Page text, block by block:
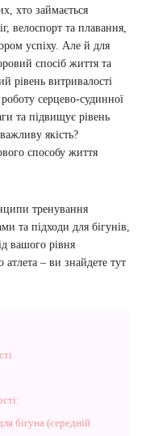
хто займається
велоспорт та плавання,
успіху. Але й для
спосіб життя та
рівень витривалості
серцево-судинної
та підвищує рівень
якість?
способу життя
тренування
та підходи для бігунів,
вашого рівня
атлета – ви знайдете тут
бігуна (середній